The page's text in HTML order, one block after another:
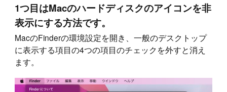
1つ目はMacのハードディスクのアイコンを非
表示にする方法です。
MacのFinderの環境設定を開き、一般のデスクトップ
に表示する項目の4つの項目のチェックを外すと消え
ます。